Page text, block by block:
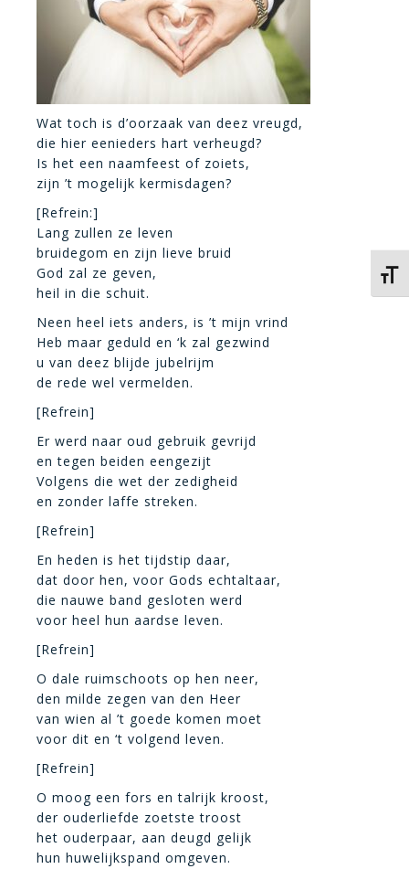
Wat toch is d’oorzaak van deez vreugd,
die hier eenieders hart verheugd?
Is het een naamfeest of zoiets,
zijn ’t mogelijk kermisdagen?
[Refrein:]
Lang zullen ze leven
bruidegom en zijn lieve bruid
God zal ze geven,
heil in die schuit.
Neen heel iets anders, is ’t mijn vrind
Heb maar geduld en ‘k zal gezwind
u van deez blijde jubelrijm
de rede wel vermelden.
[Refrein]
Er werd naar oud gebruik gevrijd
en tegen beiden eengezijt
Volgens die wet der zedigheid
en zonder laffe streken.
[Refrein]
En heden is het tijdstip daar,
dat door hen, voor Gods echtaltaar,
die nauwe band gesloten werd
voor heel hun aardse leven.
[Refrein]
O dale ruimschoots op hen neer,
den milde zegen van den Heer
van wien al ’t goede komen moet
voor dit en ‘t volgend leven.
[Refrein]
O moog een fors en talrijk kroost,
der ouderliefde zoetste troost
het ouderpaar, aan deugd gelijk
hun huwelijkspand omgeven.